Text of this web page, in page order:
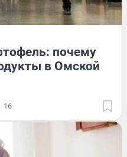
почему
в Омской
16